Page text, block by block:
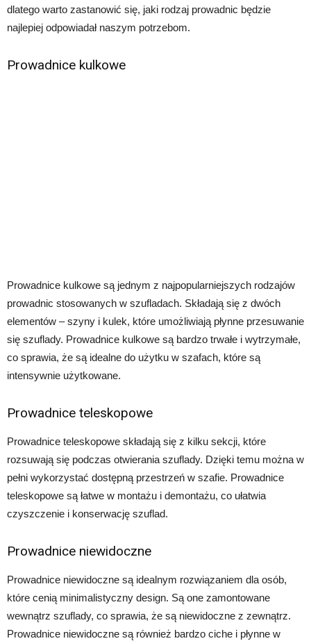
dlatego warto zastanowić się, jaki rodzaj prowadnic będzie
najlepiej odpowiadał naszym potrzebom.
Prowadnice kulkowe
Prowadnice kulkowe są jednym z najpopularniejszych rodzajów
prowadnic stosowanych w szufladach. Składają się z dwóch
elementów – szyny i kulek, które umożliwiają płynne przesuwanie
się szuflady. Prowadnice kulkowe są bardzo trwałe i wytrzymałe,
co sprawia, że są idealne do użytku w szafach, które są
intensywnie użytkowane.
Prowadnice teleskopowe
Prowadnice teleskopowe składają się z kilku sekcji, które
rozsuwają się podczas otwierania szuflady. Dzięki temu można w
pełni wykorzystać dostępną przestrzeń w szafie. Prowadnice
teleskopowe są łatwe w montażu i demontażu, co ułatwia
czyszczenie i konserwację szuflad.
Prowadnice niewidoczne
Prowadnice niewidoczne są idealnym rozwiązaniem dla osób,
które cenią minimalistyczny design. Są one zamontowane
wewnątrz szuflady, co sprawia, że są niewidoczne z zewnątrz.
Prowadnice niewidoczne są również bardzo ciche i płynne w